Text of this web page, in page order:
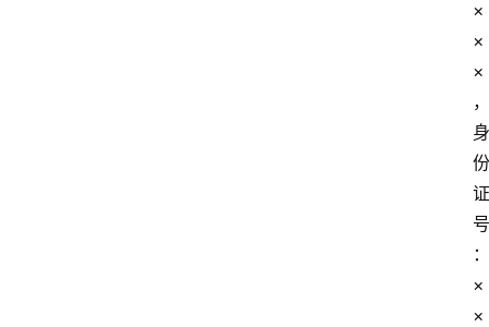
×
×
×
，
身
份
证
号
：
×
×